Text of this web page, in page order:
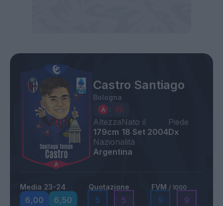
Castro Santiago
Bologna
Altezza
179cm
Nato il
18 Set 2004
Piede
Dx
Nazionalità
Argentina
Media 23-24
6,00 6,50
Quotazione
5 5
FVM / 1000
9 9